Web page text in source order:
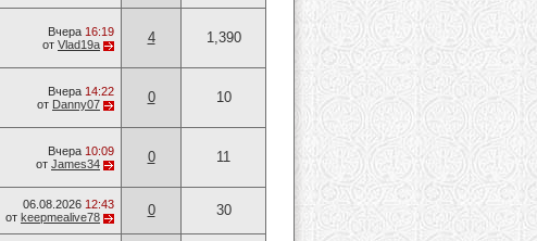
Вчера 16:19
от Vlad19a 4 1,390
Вчера 14:22
от Danny07 0 10
Вчера 10:09
от James34 0 11
06.08.2026 12:43
от keepmealive78 0 30